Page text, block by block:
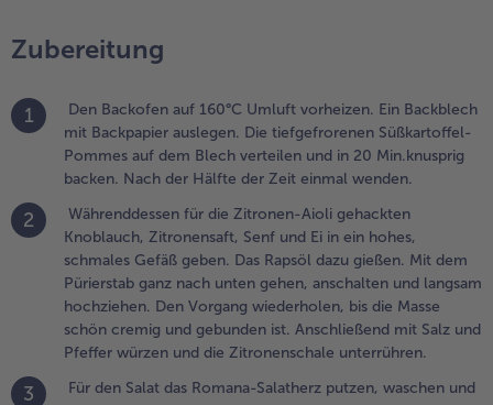
mit
Schale
Das
darunter
Mit Salz
Pfeffer
Olivenöl
Zubereitung
1
Den Backofen auf 160°C Umluft vorheizen. Ein Backblech
mit Backpapier auslegen. Die tiefgefrorenen Süßkartoffel-
Pommes auf dem Blech verteilen und in 20 Min.knusprig
backen. Nach der Hälfte der Zeit einmal wenden.
2
Währenddessen für die Zitronen-Aioli gehackten
Knoblauch, Zitronensaft, Senf und Ei in ein hohes,
schmales Gefäß geben. Das Rapsöl dazu gießen. Mit dem
Pürierstab ganz nach unten gehen, anschalten und langsam
hochziehen. Den Vorgang wiederholen, bis die Masse
schön cremig und gebunden ist. Anschließend mit Salz und
Pfeffer würzen und die Zitronenschale unterrühren.
3
Für den Salat das Romana-Salatherz putzen, waschen und